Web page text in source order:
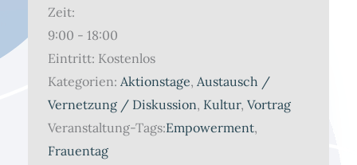
Zeit:
9:00 - 18:00
Eintritt: Kostenlos
Kategorien: Aktionstage, Austausch /
Vernetzung / Diskussion, Kultur, Vortrag
Veranstaltung-Tags:Empowerment,
Frauentag